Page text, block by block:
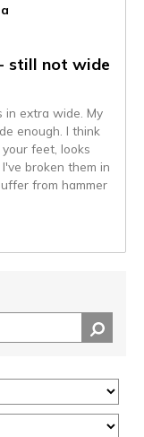
still not wide
in extra wide. My
enough. I think
feet, looks
broken them in
from hammer